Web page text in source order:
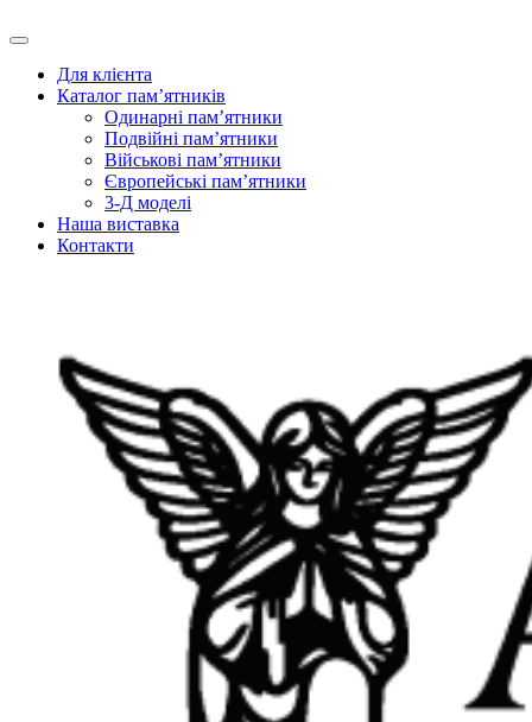
Для клієнта
Каталог пам’ятників
Одинарні пам’ятники
Подвійні пам’ятники
Військові пам’ятники
Європейські пам’ятники
3-Д моделі
Наша виставка
Контакти